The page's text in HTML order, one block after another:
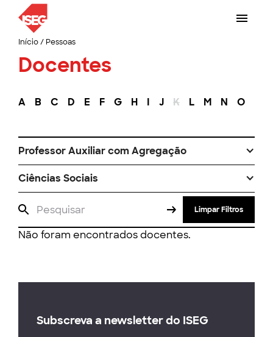
Início/ Pessoas
Docentes
A B C D E F G H I J K L M N O
Professor Auxiliar com Agregação
Ciências Sociais
Limpar Filtros
Não foram encontrados docentes.
Subscreva a newsletter do ISEG